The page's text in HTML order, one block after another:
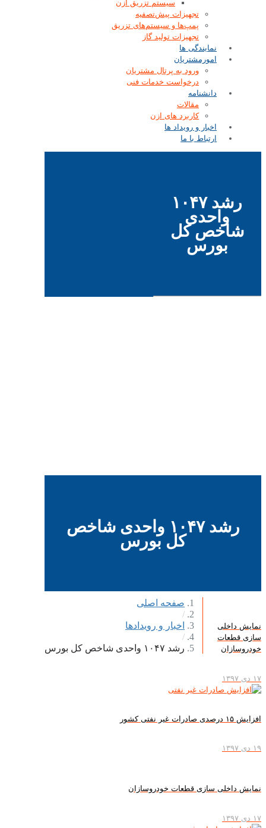
سیستم تزریق ازن
تجهیزات پیش‌تصفیه
پمپ‌ها و سیستم‌های تزریق
تجهیزات تولید گاز
نمایندگی ها
امورمشتریان
ورود به پرتال مشتریان
درخواست خدمات فنی
دانشنامه
مقالات
کاربرد های ازن
اخبار و رویداد ها
ارتباط با ما
رشد ۱۰۴۷
واحدی
شاخص کل
بورس
رشد ۱۰۴۷ واحدی شاخص
کل بورس
صفحه اصلی
اخبار و رویدادها
رشد ۱۰۴۷ واحدی شاخص کل بورس
داخلی
قطعات
غیر نفتی کشور
داخلی سازی قطعات خودروسازان